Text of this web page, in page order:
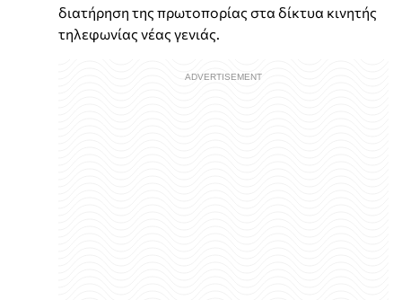
διατήρηση της πρωτοπορίας στα δίκτυα κινητής
τηλεφωνίας νέας γενιάς.